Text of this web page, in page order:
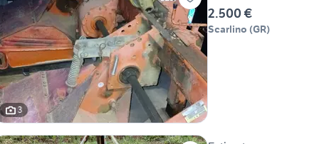
3
2.500 €
Scarlino (GR)